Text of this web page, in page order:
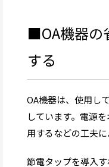
■OA機器の
する
OA機器は、使用し
しています。電源
用するなどの工夫に
節電タップを導入